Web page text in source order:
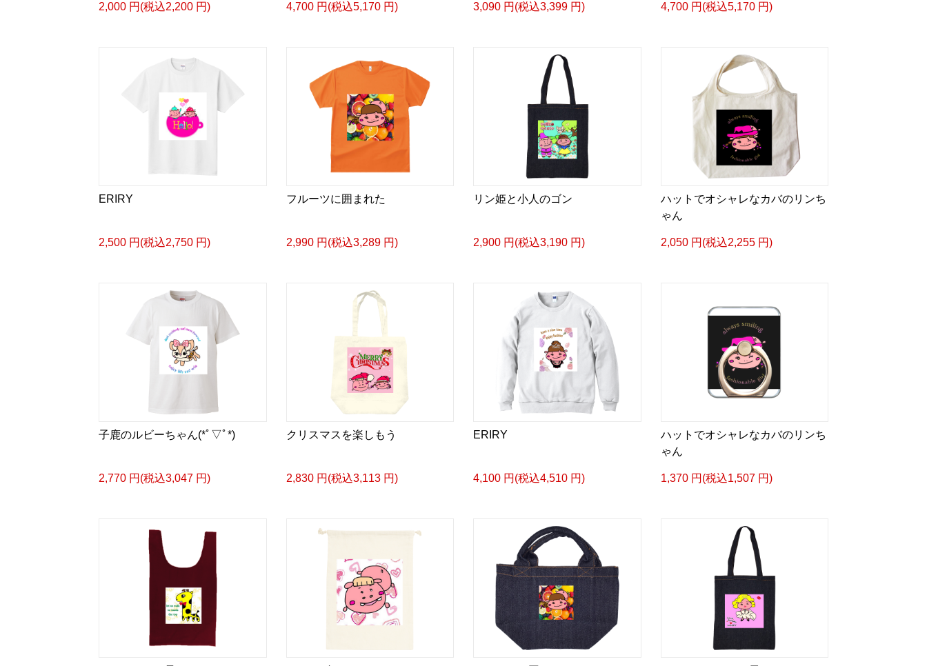
2,000 円(税込2,200 円) 4,700 円(税込5,170 円) 3,090 円(税込3,399 円) 4,700 円(税込5,170 円)
ERIRY
2,500 円(税込2,750 円)
フルーツに囲まれた
2,990 円(税込3,289 円)
リン姫と小人のゴン
2,900 円(税込3,190 円)
ハットでオシャレなカバのリンち
ゃん
2,050 円(税込2,255 円)
子鹿のルビーちゃん(*ﾟ▽ﾟ*)
2,770 円(税込3,047 円)
クリスマスを楽しもう
2,830 円(税込3,113 円)
ERIRY
4,100 円(税込4,510 円)
ハットでオシャレなカバのリンち
ゃん
1,370 円(税込1,507 円)